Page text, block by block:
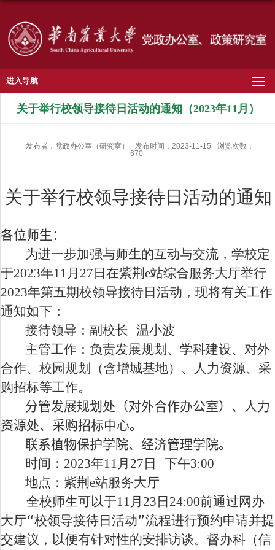
进入导航
关于举行校领导接待日活动的通知（2023年11月）
发布者：党政办公室（研究室） 发布时间：2023-11-15
浏览次数：
670
关于举行校领导接待日活动的通知
各位师生：
为进一步加强与师生的互动与交流，学校定
于2023年11 月 27 日在紫荆 e站综合服务大厅举行
2023年第五期校领导接待日活动，现将有关工作
通知如下：
接待领导：副校长 温小波
主管工作：负责发展规划、学科建设、对外
合作、校园规划（含增城基地）、人力资源、采
购招标等工作。
分管发展规划处（对外合作办公室）、人力
资源处、采购招标中心。
联系植物保护学院、经济管理学院。
时间： 2023年11 月 27 日 下午3:00
地点：紫荆e站服务大厅
全校师生可以于11 月 23 日 24:00前通过网办
大厅“校领导接待日活动”流程进行预约申请并提
交建议，以便有针对性的安排访谈。督办科（信